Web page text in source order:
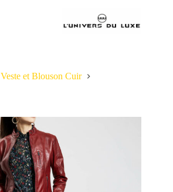
Veste et Blouson Cuir